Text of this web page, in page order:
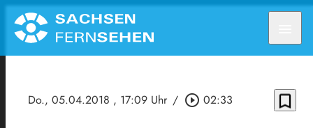
Do., 05.04.2018 , 17:09 Uhr / play_circle_outline 02:33 bookmark_border